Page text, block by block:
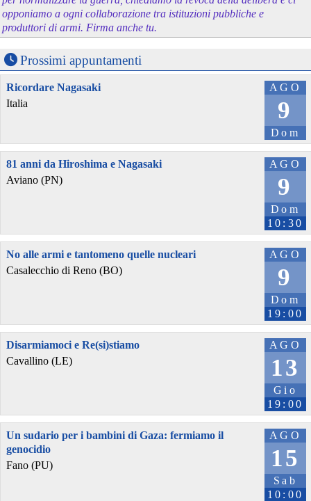
opponiamo a ogni collaborazione tra istituzioni pubbliche e
produttori di armi. Firma anche tu.
Prossimi appuntamenti
AGO
9
Dom
Ricordare Nagasaki
Italia
AGO
9
Dom
10:30
81 anni da Hiroshima e Nagasaki
Aviano (PN)
AGO
9
Dom
19:00
No alle armi e tantomeno quelle nucleari
Casalecchio di Reno (BO)
AGO
13
Gio
19:00
Disarmiamoci e Re(si)stiamo
Cavallino (LE)
AGO
15
Sab
10:00
Un sudario per i bambini di Gaza: fermiamo il
genocidio
Fano (PU)